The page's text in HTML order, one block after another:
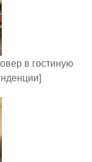
в гостиную